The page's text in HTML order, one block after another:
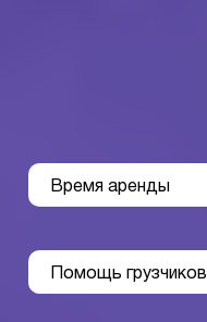
Время аренды
Помощь грузчиков